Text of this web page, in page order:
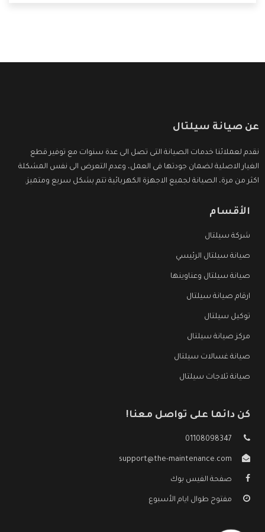
عن صيانة سيلتال
نقدم لعملائنا خدمات الصيانة التى تصل الى عدة سنوات مع توفير قطع
الغيار الاصلية لضمان جودتها فى العمل، وعدم التعرض الى نفس المشكلة
اكثر من مرة، الصيانة لجميع الاجهزة الكهربائية تتم بشكل سريع ومتميز.
الأقسام
شركة سيلتال
صيانة سيلتال الرئيسي
صيانة سيلتال وعناوينها
ارقام صيانة سيلتال
توكيل سيلتال
مركز صيانة سيلتال
صيانة غسالات سيلتال
صيانة ثلاجات سيلتال
كن دائما على تواصل معنا!
01108098347
support@the-maintenance.com
صفحة الفيس بوك
مفتوح طوال ايام الأسبوع